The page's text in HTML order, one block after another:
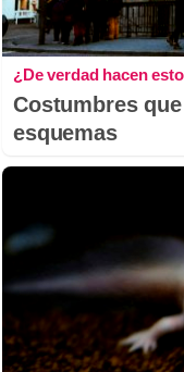
¿De verdad hacen
Costumbres
esquemas